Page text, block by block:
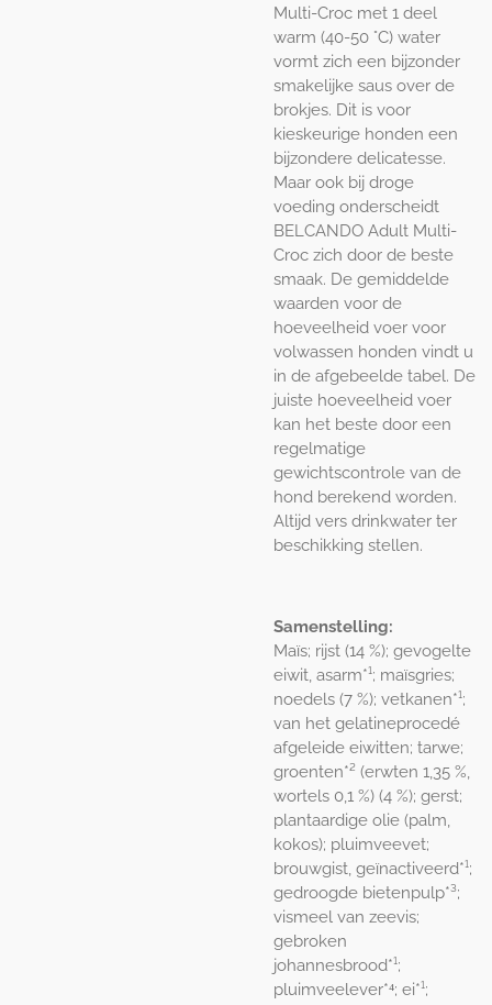
Multi-Croc met 1 deel
warm (40-50 °C) water
vormt zich een bijzonder
smakelijke saus over de
brokjes. Dit is voor
kieskeurige honden een
bijzondere delicatesse.
Maar ook bij droge
voeding onderscheidt
BELCANDO Adult Multi-
Croc zich door de beste
smaak. De gemiddelde
waarden voor de
hoeveelheid voer voor
volwassen honden vindt u
in de afgebeelde tabel. De
juiste hoeveelheid voer
kan het beste door een
regelmatige
gewichtscontrole van de
hond berekend worden.
Altijd vers drinkwater ter
beschikking stellen.
Samenstelling:
Maïs; rijst (14 %); gevogelte
eiwit, asarm*¹; maïsgries;
noedels (7 %); vetkanen*¹;
van het gelatineprocedé
afgeleide eiwitten; tarwe;
groenten*² (erwten 1,35 %,
wortels 0,1 %) (4 %); gerst;
plantaardige olie (palm,
kokos); pluimveevet;
brouwgist, geïnactiveerd*¹;
gedroogde bietenpulp*³;
vismeel van zeevis;
gebroken
johannesbrood*¹;
pluimveelever*⁴; ei*¹;